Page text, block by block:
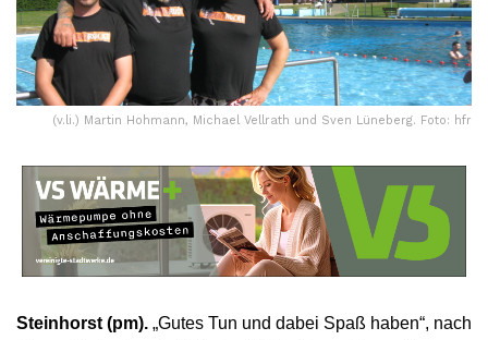
(v.li.) Martin Hohmann, Michael Vellrath und Sven Lüneberg. Foto: hfr
Steinhorst (pm). „Gutes Tun und dabei Spaß haben“, nach